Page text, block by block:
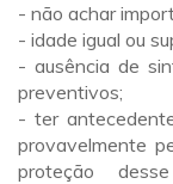
- não achar
- idade igual ou
- ausência de
preventivos;
- ter
provavelmente
proteção